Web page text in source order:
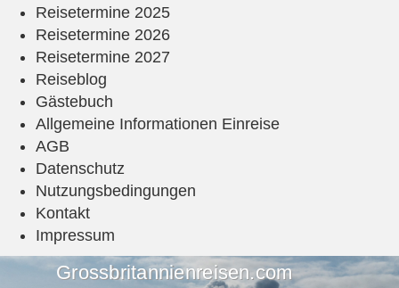
Reisetermine 2025
Reisetermine 2026
Reisetermine 2027
Reiseblog
Gästebuch
Allgemeine Informationen Einreise
AGB
Datenschutz
Nutzungsbedingungen
Kontakt
Impressum
Grossbritannienreisen.com